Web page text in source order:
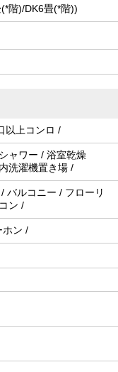
階)/DK6畳(*階))
以上コンロ /
ャワー / 浴室乾燥
洗濯機置き場 /
バルコニー / フローリ
ン /
ホン /